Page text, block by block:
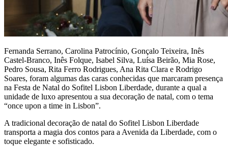
Fernanda Serrano, Carolina Patrocínio, Gonçalo Teixeira, Inês
Castel-Branco, Inês Folque, Isabel Silva, Luísa Beirão, Mia Rose,
Pedro Sousa, Rita Ferro Rodrigues, Ana Rita Clara e Rodrigo
Soares, foram algumas das caras conhecidas que marcaram presença
na Festa de Natal do Sofitel Lisbon Liberdade, durante a qual a
unidade de luxo apresentou a sua decoração de natal, com o tema
“once upon a time in Lisbon”.
A tradicional decoração de natal do Sofitel Lisbon Liberdade
transporta a magia dos contos para a Avenida da Liberdade, com o
toque elegante e sofisticado.